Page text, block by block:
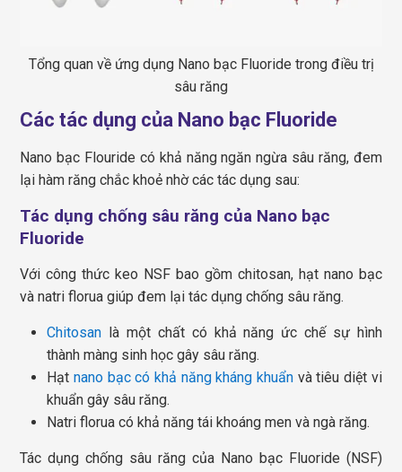
Tổng quan về ứng dụng Nano bạc Fluoride trong điều trị
sâu răng
Các tác dụng của Nano bạc Fluoride
Nano bạc Flouride có khả năng ngăn ngừa sâu răng, đem
lại hàm răng chắc khoẻ nhờ các tác dụng sau:
Tác dụng chống sâu răng của Nano bạc
Fluoride
Với công thức keo NSF bao gồm chitosan, hạt nano bạc
và natri florua giúp đem lại tác dụng chống sâu răng.
Chitosan là một chất có khả năng ức chế sự hình
thành màng sinh học gây sâu răng.
Hạtnano bạc có khả năng kháng khuẩnvà tiêu diệt vi
khuẩn gây sâu răng.
Natri florua có khả năng tái khoáng men và ngà răng.
Tác dụng chống sâu răng của Nano bạc Fluoride (NSF)